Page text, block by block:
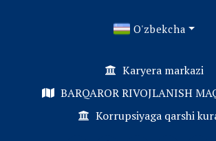
O'zbekcha
Karyera markazi
BARQAROR RIVOJLANISH
Korrupsiyaga qarshi